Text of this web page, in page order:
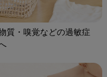
質・嗅覚などの過敏症